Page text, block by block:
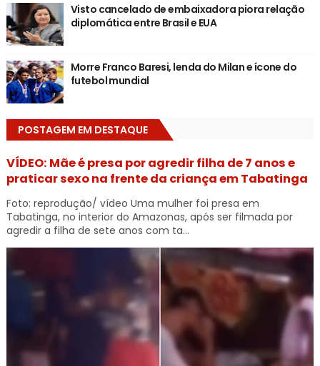
Visto cancelado de embaixadora piora relação
diplomática entre Brasil e EUA
Morre Franco Baresi, lenda do Milan e ícone do
futebol mundial
POSTAGEM EM DESTAQUE
VÍDEO: Mãe é presa por agredir filha de 7 anos e
praticar sexo na frente da criança em Tabatinga
Foto: reprodução/ vídeo Uma mulher foi presa em
Tabatinga, no interior do Amazonas, após ser filmada por
agredir a filha de sete anos com ta...